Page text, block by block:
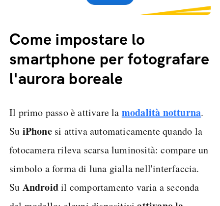
Come impostare lo
smartphone per fotografare
l'aurora boreale
Il primo passo è attivare la modalità notturna.
Su iPhonesi attiva automaticamente quando la
fotocamera rileva scarsa luminosità: compare un
simbolo a forma di luna gialla nell'interfaccia.
Su Androidil comportamento varia a seconda